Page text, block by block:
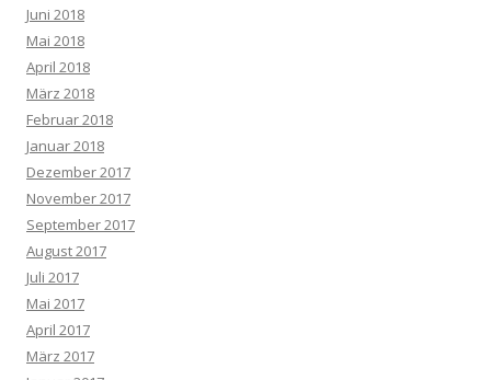
Juni 2018
Mai 2018
April 2018
März 2018
Februar 2018
Januar 2018
Dezember 2017
November 2017
September 2017
August 2017
Juli 2017
Mai 2017
April 2017
März 2017